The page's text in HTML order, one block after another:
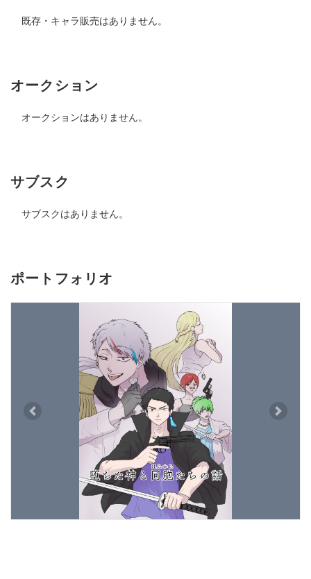
既存・キャラ販売はありません。
オークション
オークションはありません。
サブスク
サブスクはありません。
ポートフォリオ
Previous Next